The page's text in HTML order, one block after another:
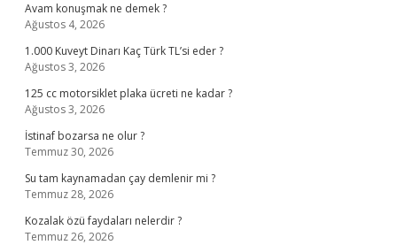
Avam konuşmak ne demek ?
Ağustos 4, 2026
1.000 Kuveyt Dinarı Kaç Türk TL’si eder ?
Ağustos 3, 2026
125 cc motorsiklet plaka ücreti ne kadar ?
Ağustos 3, 2026
İstinaf bozarsa ne olur ?
Temmuz 30, 2026
Su tam kaynamadan çay demlenir mi ?
Temmuz 28, 2026
Kozalak özü faydaları nelerdir ?
Temmuz 26, 2026